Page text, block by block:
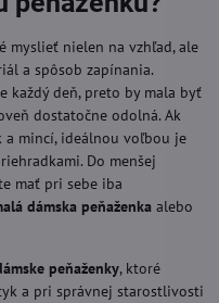
myslieť nielen na vzhľad, ale
a spôsob zapínania.
každý deň, preto by mala byť
dostatočne odolná. Ak
a mincí, ideálnou voľbou je
Do menšej
mať pri sebe iba
dámska peňaženka alebo
peňaženky, ktoré
a pri správnej starostlivosti